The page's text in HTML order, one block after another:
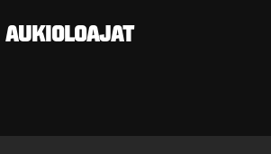
AUKIOLOAJAT